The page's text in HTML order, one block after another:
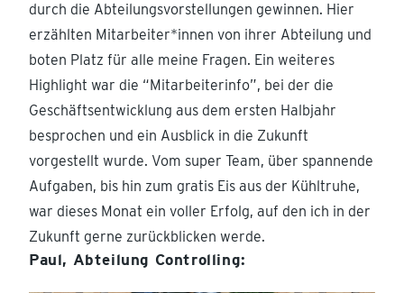
durch die Abteilungsvorstellungen gewinnen. Hier
erzählten Mitarbeiter*innen von ihrer Abteilung und
boten Platz für alle meine Fragen. Ein weiteres
Highlight war die “Mitarbeiterinfo”, bei der die
Geschäftsentwicklung aus dem ersten Halbjahr
besprochen und ein Ausblick in die Zukunft
vorgestellt wurde. Vom super Team, über spannende
Aufgaben, bis hin zum gratis Eis aus der Kühltruhe,
war dieses Monat ein voller Erfolg, auf den ich in der
Zukunft gerne zurückblicken werde.
Paul, Abteilung Controlling: